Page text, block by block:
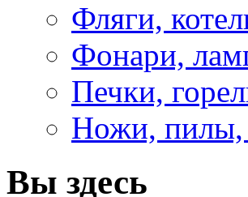
Фляги,
Фонари,
Печки,
Ножи, пилы,
Вы здесь